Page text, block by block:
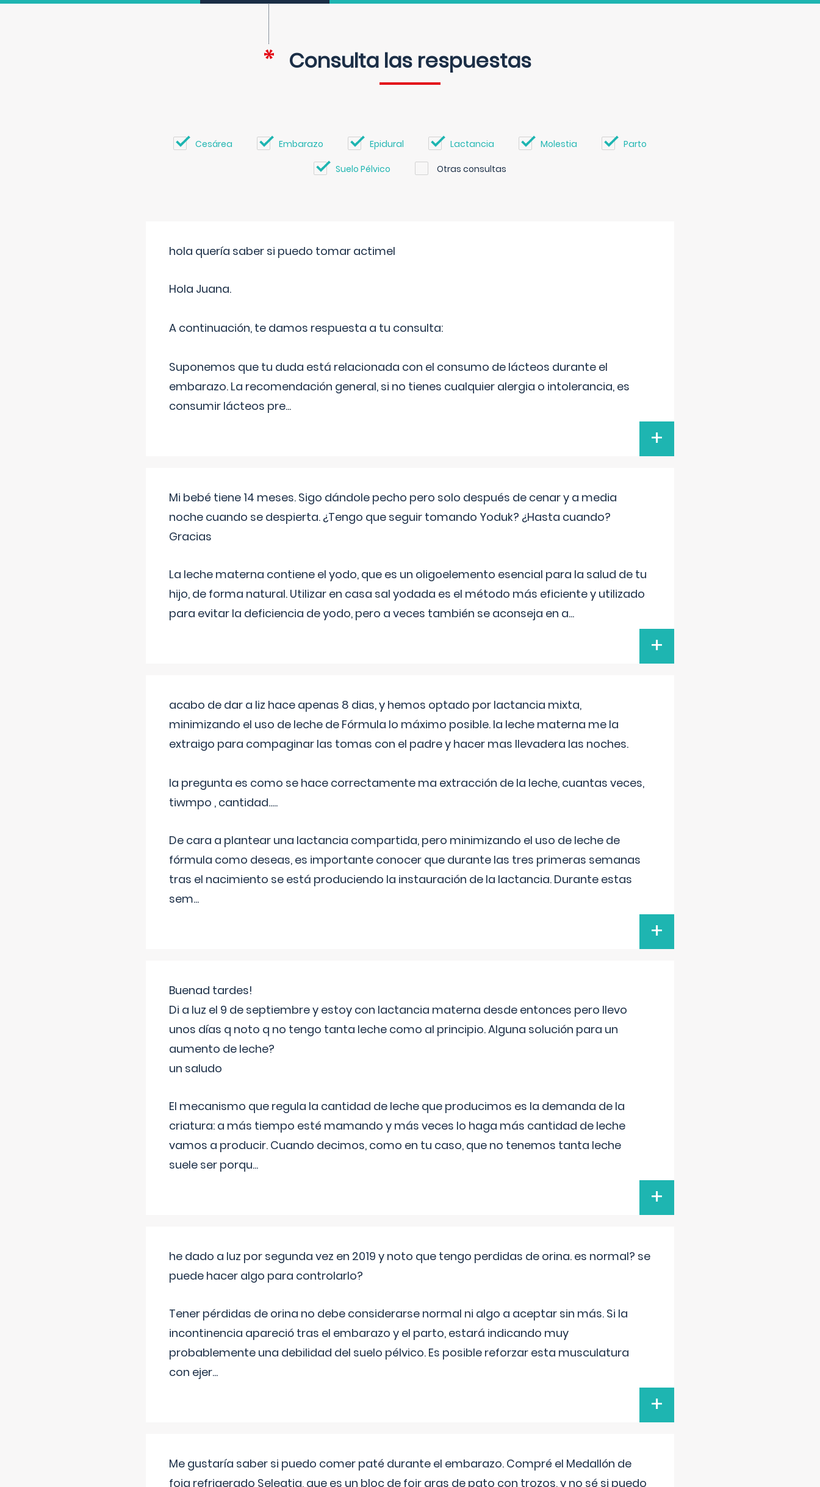
Consulta las respuestas
Cesárea Embarazo Epidural Lactancia Molestia Parto
Suelo Pélvico Otras consultas
hola quería saber si puedo tomar actimel
Hola Juana.
A continuación, te damos respuesta a tu consulta:
Suponemos que tu duda está relacionada con el consumo de lácteos durante el
embarazo. La recomendación general, si no tienes cualquier alergia o intolerancia, es
consumir lácteos pre...
+
Mi bebé tiene 14 meses. Sigo dándole pecho pero solo después de cenar y a media
noche cuando se despierta. ¿Tengo que seguir tomando Yoduk? ¿Hasta cuando?
Gracias
La leche materna contiene el yodo, que es un oligoelemento esencial para la salud de tu
hijo, de forma natural. Utilizar en casa sal yodada es el método más eficiente y utilizado
para evitar la deficiencia de yodo, pero a veces también se aconseja en a...
+
acabo de dar a liz hace apenas 8 dias, y hemos optado por lactancia mixta,
minimizando el uso de leche de Fórmula lo máximo posible. la leche materna me la
extraigo para compaginar las tomas con el padre y hacer mas llevadera las noches.
la pregunta es como se hace correctamente ma extracción de la leche, cuantas veces,
tiwmpo , cantidad.....
De cara a plantear una lactancia compartida, pero minimizando el uso de leche de
fórmula como deseas, es importante conocer que durante las tres primeras semanas
tras el nacimiento se está produciendo la instauración de la lactancia. Durante estas
sem...
+
Buenad tardes!
Di a luz el 9 de septiembre y estoy con lactancia materna desde entonces pero llevo
unos días q noto q no tengo tanta leche como al principio. Alguna solución para un
aumento de leche?
un saludo
El mecanismo que regula la cantidad de leche que producimos es la demanda de la
criatura: a más tiempo esté mamando y más veces lo haga más cantidad de leche
vamos a producir. Cuando decimos, como en tu caso, que no tenemos tanta leche
suele ser porqu...
+
he dado a luz por segunda vez en 2019 y noto que tengo perdidas de orina. es normal? se
puede hacer algo para controlarlo?
Tener pérdidas de orina no debe considerarse normal ni algo a aceptar sin más. Si la
incontinencia apareció tras el embarazo y el parto, estará indicando muy
probablemente una debilidad del suelo pélvico. Es posible reforzar esta musculatura
con ejer...
+
Me gustaría saber si puedo comer paté durante el embarazo. Compré el Medallón de
foia refrigerado Seleqtia, que es un bloc de foir gras de pato con trozos, y no sé si puedo